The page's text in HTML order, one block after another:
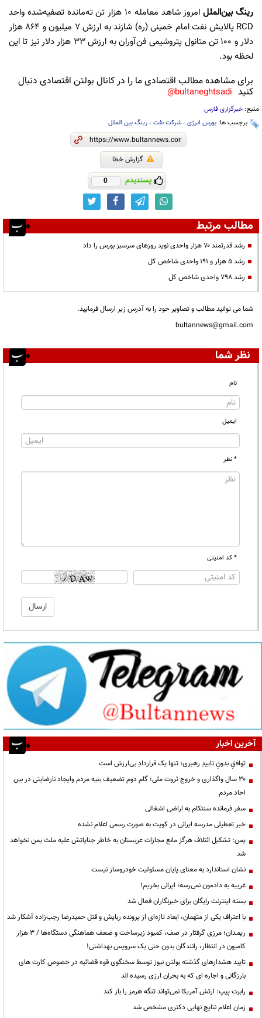
رینگ بین‌الملل
امروز شاهد معامله ۱۰ هزار تن ته‌مانده تصفیه‌شده واحد
RCD پالایش نفت امام خمینی (ره) شازند به ارزش ۷ میلیون و ۸۶۴ هزار
دلار و ۱۰۰ تن متانول پتروشیمی فن‌آوران به ارزش ۳۳ هزار دلار نیز تا این
لحظه بود.
برای مشاهده مطالب اقتصادی ما را در کانال بولتن اقتصادی دنبال
کنید bultaneghtsadi@
منبع: خبرگزاری فارس
برچسب ها: بورس انرژی ، شرکت نفت ، رینگ بین الملل
گزارش خطا
پسندیدم 0
مطالب مرتبط
رشد قدرتمند ۷۰ هزار واحدی نوید روزهای سرسبز بورس را داد
رشد ۵ هزار و ۱۹۱ واحدی شاخص کل
رشد ۷۹۸ واحدی شاخص کل
شما می توانید مطالب و تصاویر خود را به آدرس زیر ارسال فرمایید.
bultannews@gmail.com
نظر شما
نام
ایمیل
* نظر
* کد امنیتی
آخرین اخبار
توافقِ بدونِ تاییدِ رهبری؛ تنها یک قراردادِ بی‌ارزش است
۳۰ سال واگذاری و خروج ثروت ملی؛ گام دوم تضعیف بنیه مردم وایجاد نارضایتی در بین
احاد مردم
سفر فرمانده سنتکام به اراضی اشغالی
خبر تعطیلی مدرسه ایرانی در کویت به صورت رسمی اعلام نشده
یمن: تشکیل ائتلاف هرگز مانع مجازات عربستان به خاطر جنایاتش علیه ملت یمن نخواهد
شد
نشان استاندارد به معنای پایان مسئولیت خودروساز نیست
غریبه به دادمون نمی‌رسه؛ ایرانی بخریم!
بسته اینترنت رایگان برای خبرنگاران فعال شد
با اعتراف یکی از متهمان، ابعاد تازه‌ای از پرونده ربایش و قتل حمیدرضا رجب‌زاده آشکار شد
ریمـدان؛ مرزی گرفتار در صف، کمبود زیرساخت و ضعف هماهنگی دستگاه‌ها / ۳ هزار
کامیون در انتظار، رانندگان بدون حتی یک سرویس بهداشتی!
تایید هشدارهای گذشته بولتن نیوز توسط سخنگوی قوه قضائیه در خصوص کارت های
بارزگانی و اجاره ای که به بحران ارزی رسیده اند
رابرت پیپ: ارتش آمریکا نمی‌تواند تنگه هرمز را باز کند
زمان اعلام نتایج نهایی دکتری مشخص شد